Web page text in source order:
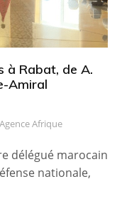
à Rabat, de A.
Amiral
Agence Afrique
délégué marocain
nationale,